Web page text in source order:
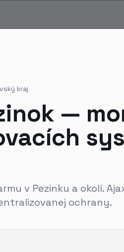
kraj
—
v Pezinku a okolí.
ochrany.